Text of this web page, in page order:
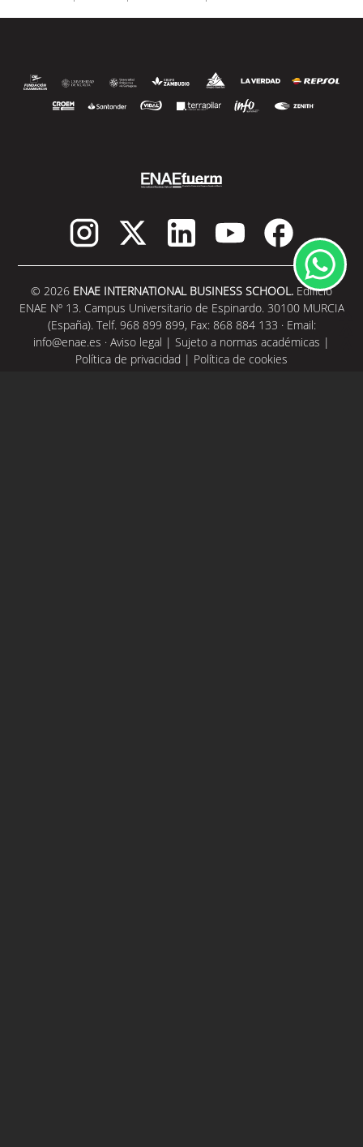
© 2026 ENAE INTERNATIONAL BUSINESS SCHOOL. Edificio
ENAE Nº 13. Campus Universitario de Espinardo. 30100 MURCIA
(España). Telf. 968 899 899, Fax: 868 884 133 · Email:
info@enae.es · Aviso legal | Sujeto a normas académicas |
Política de privacidad | Política de cookies